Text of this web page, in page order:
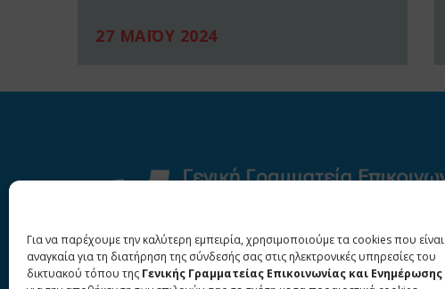
Για να παρέχουμε την καλύτερη εμπειρία, χρησιμοποιούμε τα cookies που είναι
αναγκαία για τη διατήρηση της σύνδεσής σας στις ηλεκτρονικές υπηρεσίες του
δικτυακού τόπου της Γενικής Γραμματείας Επικοινωνίας και Ενημέρωσης
27 ΜΑΪΟΥ 2024